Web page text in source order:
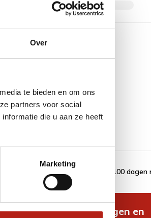
Over
te bieden en om ons
partners voor social
die u aan ze heeft
Marketing
100
nieuwste aanbiedingen en